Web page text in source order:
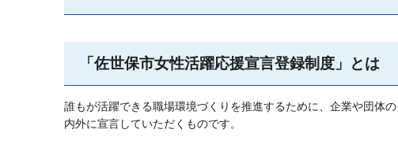
「佐世保市女性活躍応援宣言登録制度」とは
誰もが活躍できる職場環境づくりを推進するために、企業や団体
内外に宣言していただくものです。